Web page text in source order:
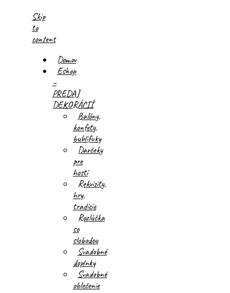
Skip
to
content
Domov
Eshop
–
PREDAJ
DEKORÁCIÍ
Balóny,
konfety,
bublifuky
Darčeky
pre
hostí
Rekvizity,
hry,
tradície
Rozlúčka
so
slobodou
Svadobné
doplnky
Svadobné
oblečenie